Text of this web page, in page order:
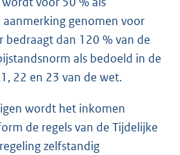
aanmerking genomen voor
bedraagt dan 120 % van de
als bedoeld in de
22 en 23 van de wet.
wordt het inkomen
de regels van de Tijdelijke
zelfstandig